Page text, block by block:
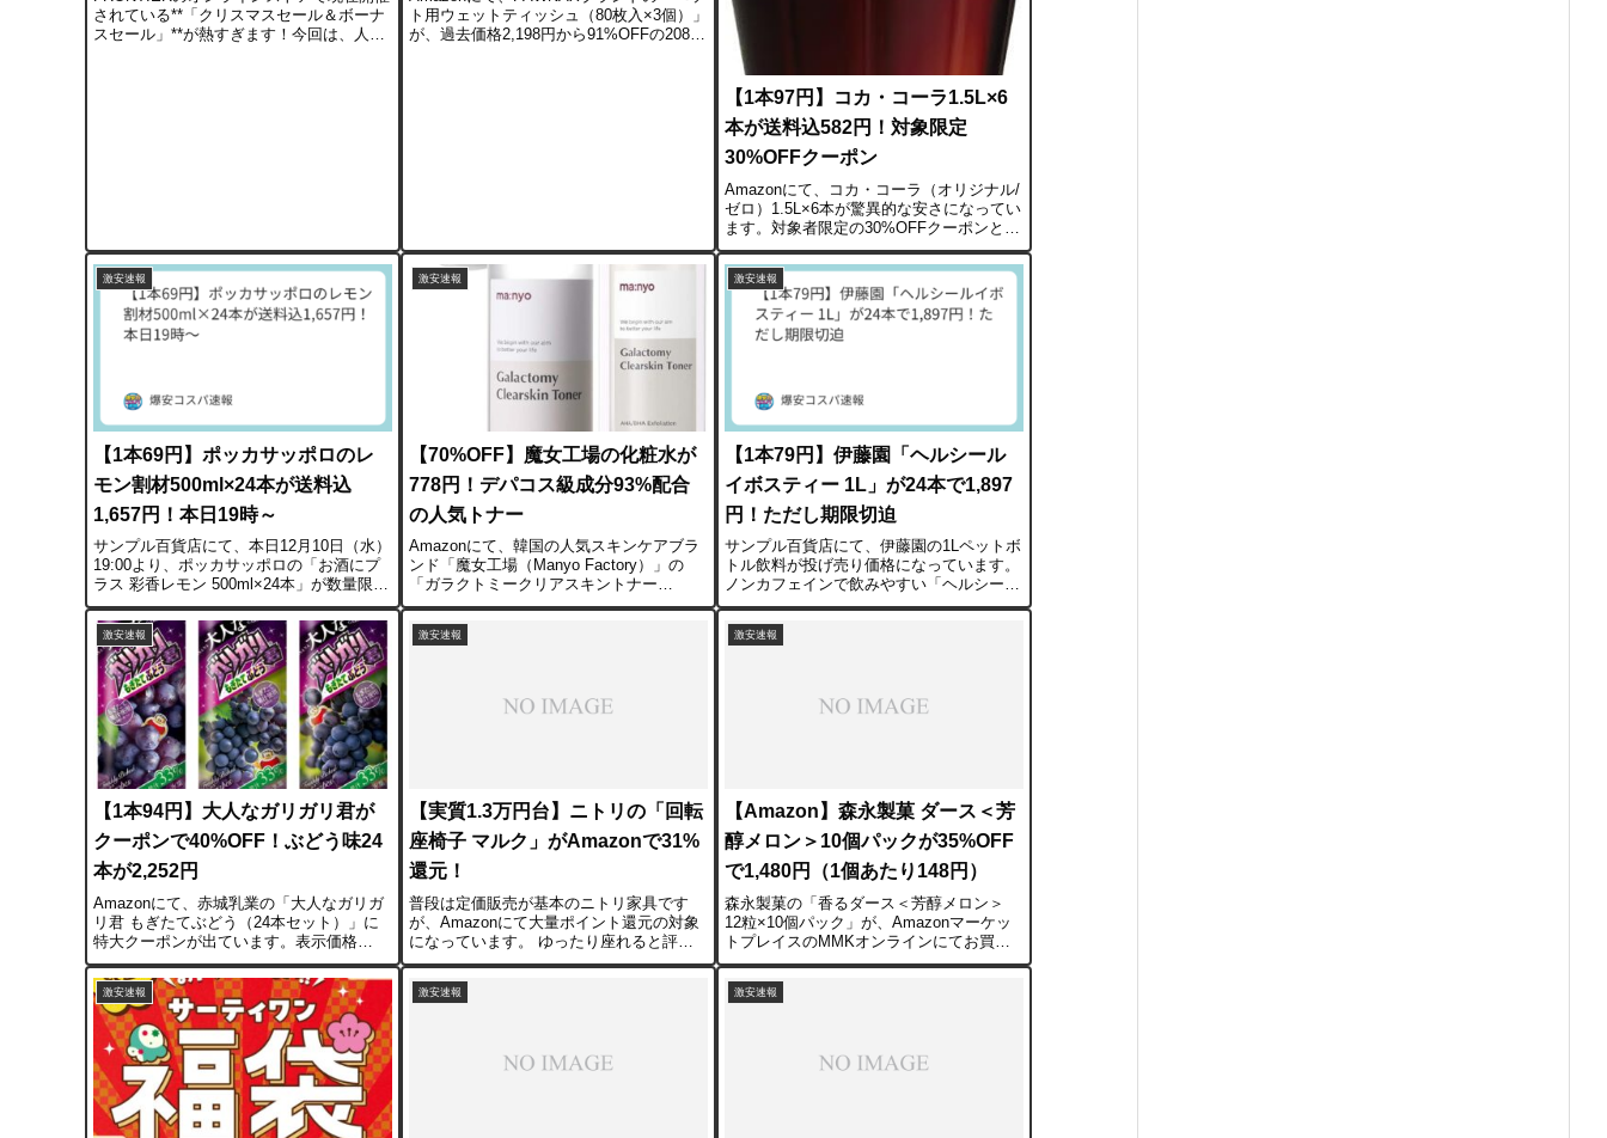
されている**「クリスマスセール＆ボーナ
スセール」**が熱すぎます！今回は、人気
ト用ウェットティッシュ（80枚入×3個）」
が、過去価格2,198円から91%OFFの208円
【1本97円】コカ・コーラ1.5L×6
本が送料込582円！対象限定
30%OFFクーポン
Amazonにて、コカ・コーラ（オリジナル/
ゼロ）1.5L×6本が驚異的な安さになってい
ます。対象者限定の30%OFFクーポンと定
期おトク便（5%OFF）を併用すること
で、1ケース582円に。1本あたり97円とい
う、スーパーの特売でもまず見...
激安速報
【1本69円】ポッカサッポロのレ
モン割材500ml×24本が送料込
1,657円！本日19時～
サンプル百貨店にて、本日12月10日（水）
19:00より、ポッカサッポロの「お酒にプ
ラス 彩香レモン 500ml×24本」が数量限定
のタイムセールで登場します。 クーポン
適用で1本あたり約69円。水やお茶のペッ
トボトルよりも安い価格で、メー...
激安速報
【70%OFF】魔女工場の化粧水が
778円！デパコス級成分93%配合
の人気トナー
Amazonにて、韓国の人気スキンケアブラ
ンド「魔女工場（Manyo Factory）」の
「ガラクトミークリアスキントナー
210ml」が70%OFFの投げ売り価格になっ
ています。通常購入で864円、定期おトク
便なら778円。デパコス級の成...
激安速報
【1本79円】伊藤園「ヘルシール
イボスティー 1L」が24本で1,897
円！ただし期限切迫
サンプル百貨店にて、伊藤園の1Lペットボ
トル飲料が投げ売り価格になっています。
ノンカフェインで飲みやすい「ヘルシール
イボスティー 1000ml」です。■価格につい
て入数： 24本価格： クーポン適用で1,897
円（送料無料）単価： 1本あ...
激安速報
【1本94円】大人なガリガリ君が
クーポンで40%OFF！ぶどう味24
本が2,252円
Amazonにて、赤城乳業の「大人なガリガ
リ君 もぎたてぶどう（24本セット）」に
特大クーポンが出ています。表示価格
3,754円からクーポンを適用することで
2,252円となり、1本あたり約94円という激
安価格で購入可能です。📌 価格・スペッ...
激安速報
【実質1.3万円台】ニトリの「回転
座椅子 マルク」がAmazonで31%
還元！
普段は定価販売が基本のニトリ家具です
が、Amazonにて大量ポイント還元の対象
になっています。 ゆったり座れると評判
の**「ポケットコイル 回転座椅子 マル
ク」**が狙い目です。■価格とポイント還
元販売価格： 19,990円ポイント： 6,...
激安速報
【Amazon】森永製菓 ダース＜芳
醇メロン＞10個パックが35%OFF
で1,480円（1個あたり148円）
森永製菓の「香るダース＜芳醇メロン＞
12粒×10個パック」が、Amazonマーケッ
トプレイスのMMKオンラインにてお買い
得価格で販売中です。割引率： 35%OFF
内容量： 10個入り価格：1,480円（税込）
1個あたりの単価：148円【商...
激安速報 激安速報 激安速報